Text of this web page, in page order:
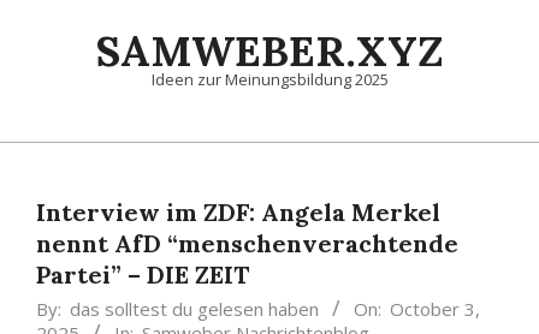
SAMWEBER.XYZ
Ideen zur Meinungsbildung 2025
Primary
MenuInterview im ZDF: Angela Merkel
nennt AfD “menschenverachtende
Partei” – DIE ZEIT
By: das solltest du gelesen haben On: October 3,